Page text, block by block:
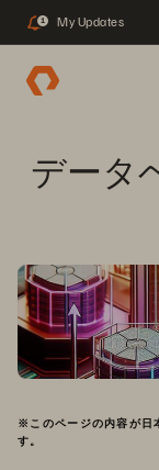
1 My Updates
データ
※このページの内容が日
す。